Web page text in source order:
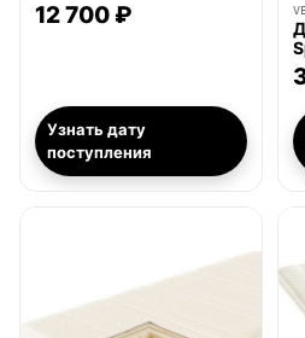
12 700 ₽
Узнать дату
поступления